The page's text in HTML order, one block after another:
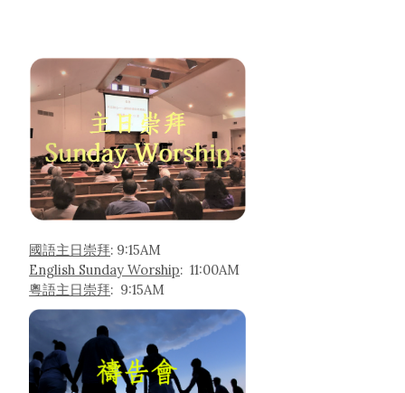
國語主日崇拜: 9:15AM
English Sunday Worship: 11:00AM
粵語主日崇拜: 9:15AM